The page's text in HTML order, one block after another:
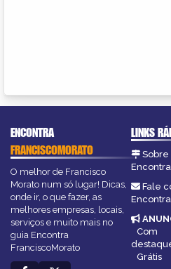
ENCONTRA
FRANCISCOMORATO
O melhor de Francisco
Morato num só lugar! Dicas,
onde ir, o que fazer, as
melhores empresas, locais,
serviços e muito mais no
guia Encontra
FranciscoMorato
LINKS
Sobre
Fale
Com
Grátis